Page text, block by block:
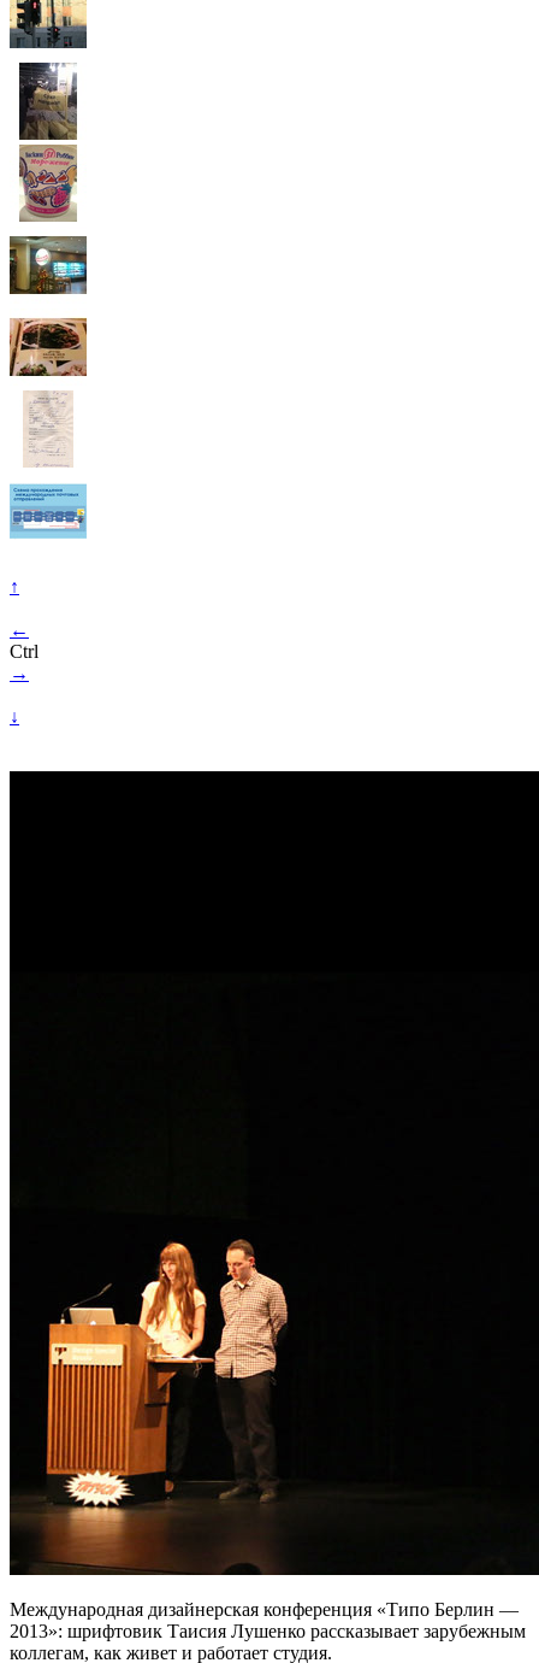
↑
←
Ctrl
→
↓
Международная дизайнерская конференция «Типо Берлин —
2013»: шрифтовик Таисия Лушенко рассказывает зарубежным
коллегам, как живет и работает студия.